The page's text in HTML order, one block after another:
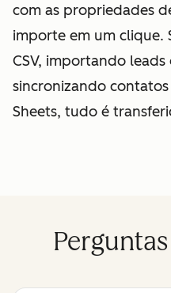
com as propriedades
importe em um clique.
CSV, importando leads
sincronizando
Sheets, tudo é